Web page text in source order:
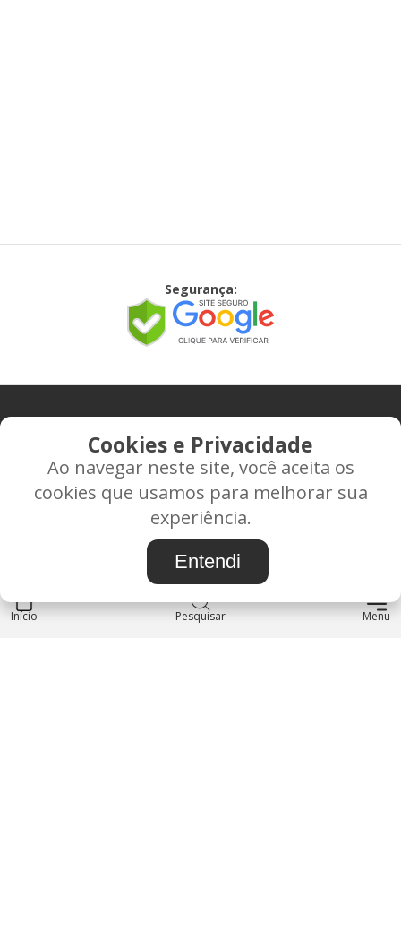
Início Pesquisar Menu
Segurança:
CONTATO
Rua Alice Frateano Figueiredo, 11-44 - Vila Triagem -
BAURU/SP - CEP: 17.030-038
CNPJ: 37.022.538/0001-07
INSTITUCIONAL
Cookies e Privacidade
Ao navegar neste site, você aceita os
cookies que usamos para melhorar sua
experiência.
Entendi